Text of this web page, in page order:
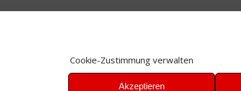
Cookie-Zustimmung verwalten
Akzeptieren